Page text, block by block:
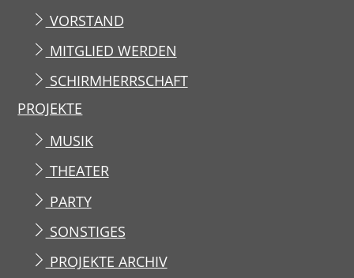
VORSTAND
MITGLIED WERDEN
SCHIRMHERRSCHAFT
PROJEKTE
MUSIK
THEATER
PARTY
SONSTIGES
PROJEKTE ARCHIV